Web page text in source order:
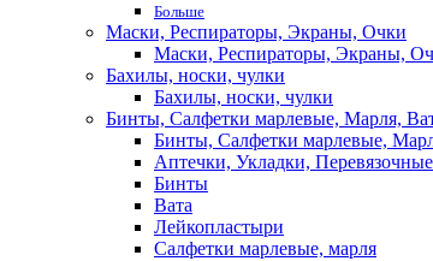
Больше
Маски, Респираторы, Экраны, Очки
Маски, Респираторы, Экраны,
Бахилы, носки, чулки
Бахилы, носки, чулки
Бинты, Салфетки марлевые, Марля,
Бинты, Салфетки марлевые,
Аптечки, Укладки,
Бинты
Вата
Лейкопластыри
Салфетки марлевые, марля